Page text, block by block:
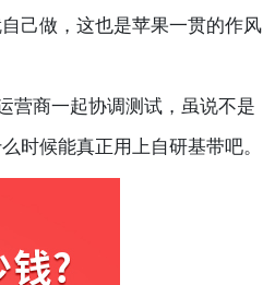
己做，这也是苹果一贯的作风
商一起协调测试，虽说不是
时候能真正用上自研基带吧。